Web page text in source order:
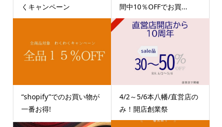
くキャンペーン
間中10％OFFでお買...
“shopify”でのお買い物が
一番お得!
4/2～5/6本八幡/直営店の
み！開店創業祭